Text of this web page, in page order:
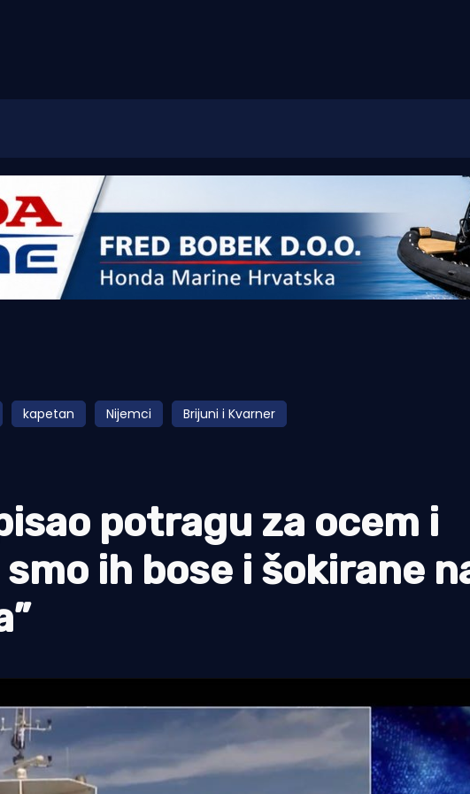
kapetan Nijemci Brijuni i Kvarner
potragu za ocem i
ih bose i šokirane